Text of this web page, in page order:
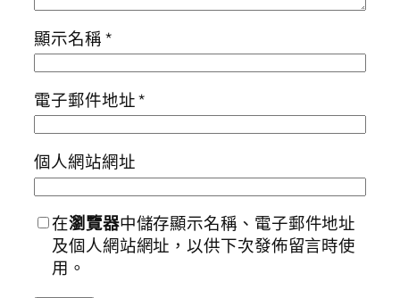
顯示名稱*
電子郵件地址*
個人網站網址
在瀏覽器中儲存顯示名稱、電子郵件地址
及個人網站網址，以供下次發佈留言時使
用。